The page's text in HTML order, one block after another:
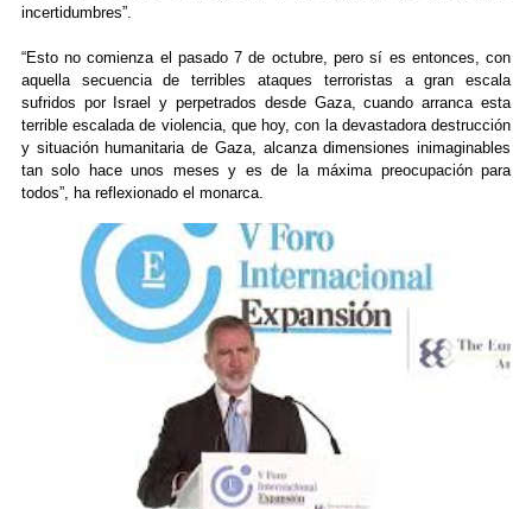
incertidumbres”.
“Esto no comienza el pasado 7 de octubre, pero sí es entonces, con
aquella secuencia de terribles ataques terroristas a gran escala
sufridos por Israel y perpetrados desde Gaza, cuando arranca esta
terrible escalada de violencia, que hoy, con la devastadora destrucción
y situación humanitaria de Gaza, alcanza dimensiones inimaginables
tan solo hace unos meses y es de la máxima preocupación para
todos”, ha reflexionado el monarca.